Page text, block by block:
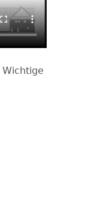
Wichtige